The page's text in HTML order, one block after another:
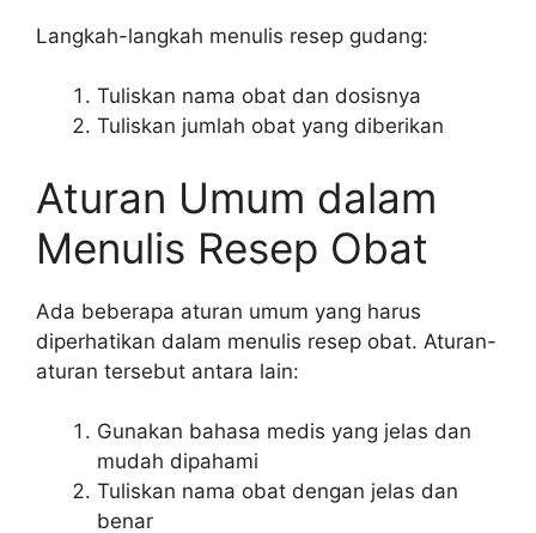
Langkah-langkah menulis resep gudang:
Tuliskan nama obat dan dosisnya
Tuliskan jumlah obat yang diberikan
Aturan Umum dalam
Menulis Resep Obat
Ada beberapa aturan umum yang harus
diperhatikan dalam menulis resep obat. Aturan-
aturan tersebut antara lain:
Gunakan bahasa medis yang jelas dan
mudah dipahami
Tuliskan nama obat dengan jelas dan
benar